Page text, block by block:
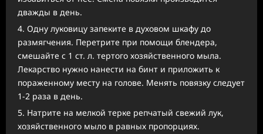
дважды в день.
Одну луковицу запеките в духовом шкафу до
размягчения. Перетрите при помощи блендера,
смешайте с 1 ст. л. тертого хозяйственного мыла.
Лекарство нужно нанести на бинт и приложить к
пораженному месту на голове. Менять повязку следует
1-2 раза в день.
Натрите на мелкой терке репчатый свежий лук,
хозяйственного мыло в равных пропорциях.